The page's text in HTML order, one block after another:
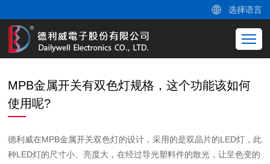
选择语言
MPB金属开关有双色灯规格，这个功能该如何
使用呢?
德利威在MPB金属开关双色灯的设计，采用的是双晶片的LED灯，此
种LED灯的尺寸小、亮度大，在经过导光塑料件的散光，让呈色变的